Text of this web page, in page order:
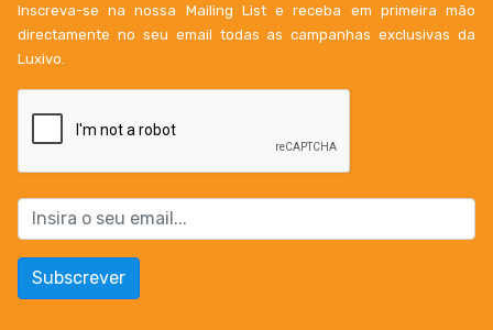
Inscreva-se na nossa Mailing List e receba em primeira mão
directamente no seu email todas as campanhas exclusivas da
Luxivo.
Subscrever